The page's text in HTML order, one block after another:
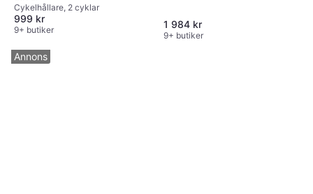
Cykelhållare, 2 cyklar
999 kr
9+ butiker 1 984 kr
9+ butiker
Annons